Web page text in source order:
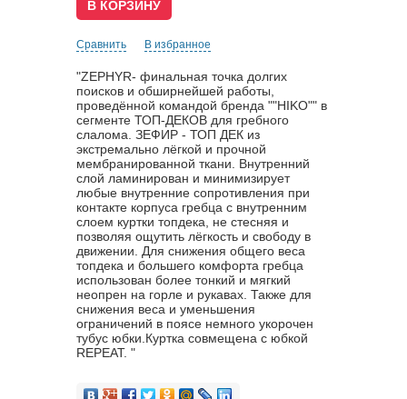
Сравнить В избранное
"ZEPHYR- финальная точка долгих
поисков и обширнейшей работы,
проведённой командой бренда ""HIKO"" в
сегменте ТОП-ДЕКОВ для гребного
слалома. ЗЕФИР - ТОП ДЕК из
экстремально лёгкой и прочной
мембранированной ткани. Внутренний
слой ламинирован и минимизирует
любые внутренние сопротивления при
контакте корпуса гребца с внутренним
слоем куртки топдека, не стесняя и
позволяя ощутить лёгкость и свободу в
движении. Для снижения общего веса
топдека и большего комфорта гребца
использован более тонкий и мягкий
неопрен на горле и рукавах. Также для
снижения веса и уменьшения
ограничений в поясе немного укорочен
тубус юбки.Куртка совмещена с юбкой
REPEAT. "